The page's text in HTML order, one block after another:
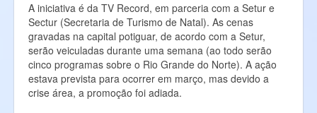
A iniciativa é da TV Record, em parceria com a Setur e
Sectur (Secretaria de Turismo de Natal). As cenas
gravadas na capital potiguar, de acordo com a Setur,
serão veiculadas durante uma semana (ao todo serão
cinco programas sobre o Rio Grande do Norte). A ação
estava prevista para ocorrer em março, mas devido a
crise área, a promoção foi adiada.